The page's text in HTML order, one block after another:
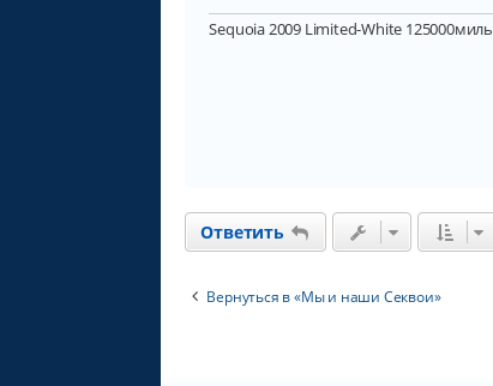
н
и
Sequoia 2009 Limited-White 125000миль
Ответить
Вернуться в «Мы и наши Секвои»